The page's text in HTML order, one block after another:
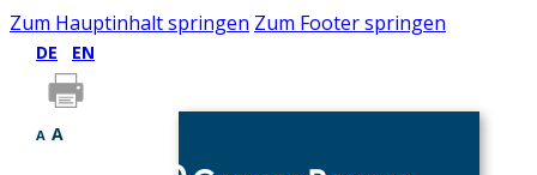
Zum Hauptinhalt springen Zum Footer springen
DE EN
A A